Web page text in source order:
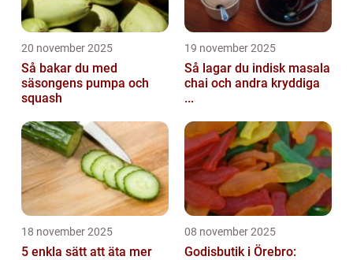
20 november 2025
Så bakar du med
säsongens pumpa och
squash
19 november 2025
Så lagar du indisk masala
chai och andra kryddiga
...
18 november 2025
5 enkla sätt att äta mer
08 november 2025
Godisbutik i Örebro: